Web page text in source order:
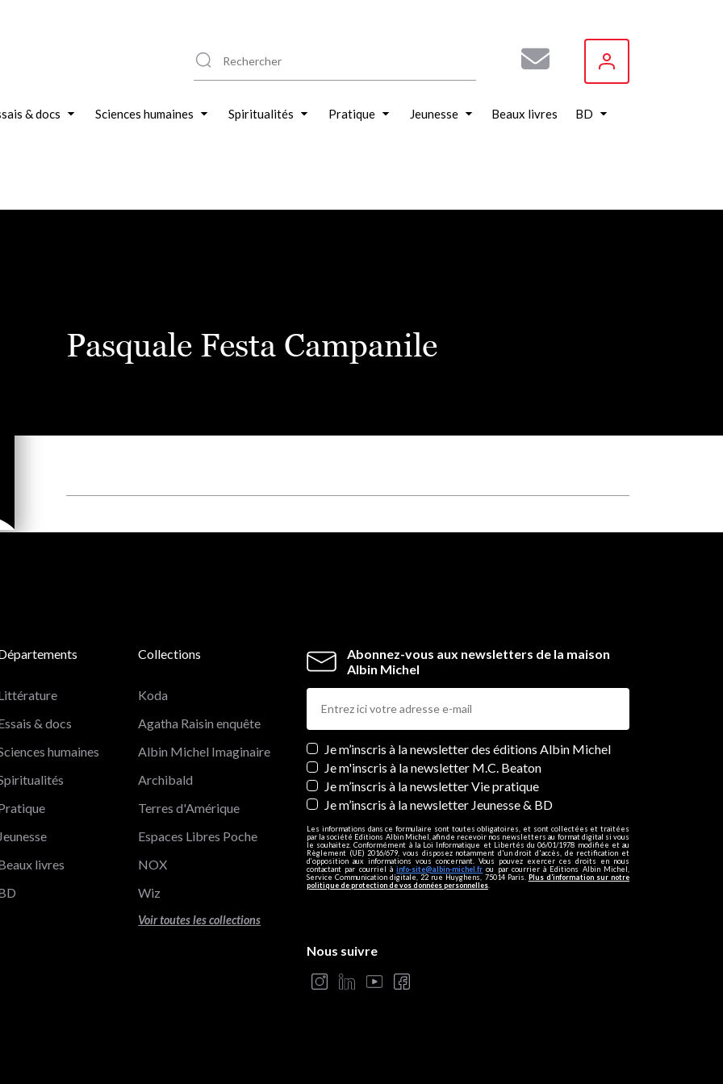
& docs Sciences humaines Spiritualités Pratique Jeunesse Beaux livres BD
Pasquale Festa Campanile
Abonnez-vous aux newsletters de la maison
Albin Michel
Newsletters
Je m’inscris à la newsletter des éditions Albin Michel
Je m'inscris à la newsletter M.C. Beaton
Je m’inscris à la newsletter Vie pratique
Je m’inscris à la newsletter Jeunesse & BD
Les informations dans ce formulaire sont toutes obligatoires, et sont collectées et traitées
par la société Editions Albin Michel, afin de recevoir nos newsletters au format digital si vous
le souhaitez. Conformément à la Loi Informatique et Libertés du 06/01/1978 modifiée et au
Règlement (UE) 2016/679, vous disposez notamment d'un droit d'accès, de rectification et
d’opposition aux informations vous concernant. Vous pouvez exercer ces droits en nous
contactant par courriel àinfo-site@albin-michel.fr ou par courrier à Editions Albin Michel,
Service Communication digitale, 22 rue Huyghens, 75014 Paris. Plus d’information sur notre
politique de protection de vos données personnelles
& docs
humaines
Jeunesse
livres
Collections
Koda
Agatha Raisin enquête
Albin Michel Imaginaire
Archibald
Terres d'Amérique
Espaces Libres Poche
NOX
Wiz
Voir toutes les collections
Nous suivre